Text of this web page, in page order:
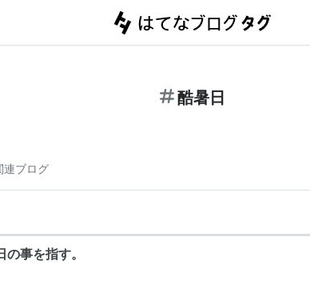
酷暑日
連ブログ
事を指す。